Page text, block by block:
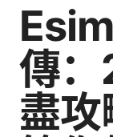
傳
盡